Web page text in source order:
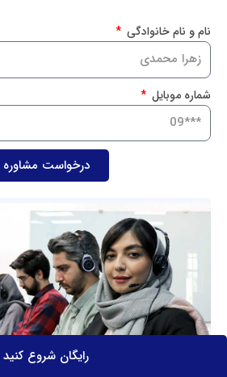
نام و نام خانوادگی
شماره موبایل
درخواست مشاوره
رایگان شروع کنید